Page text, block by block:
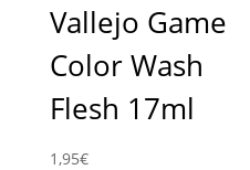
Vallejo Game
Color Wash
Flesh 17ml
1,95€